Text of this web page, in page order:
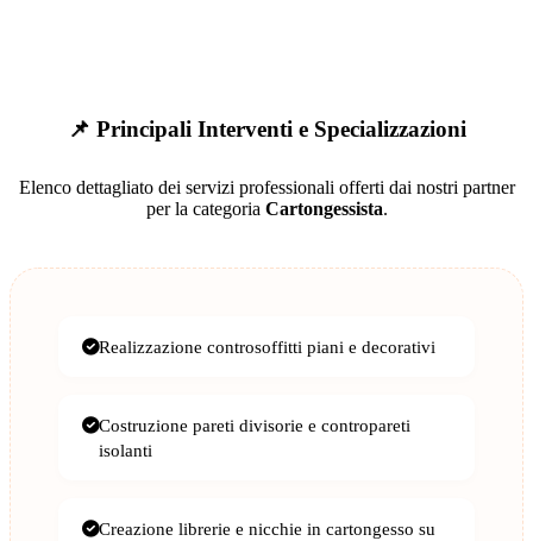
📌 Principali Interventi e Specializzazioni
Elenco dettagliato dei servizi professionali offerti dai nostri partner
per la categoria Cartongessista.
Realizzazione controsoffitti piani e decorativi
Costruzione pareti divisorie e contropareti
isolanti
Creazione librerie e nicchie in cartongesso su